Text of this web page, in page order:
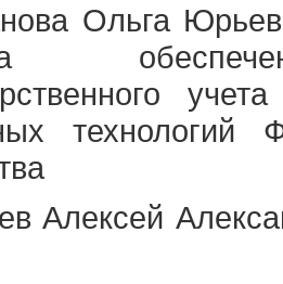
Ольга
технологий
Алексей